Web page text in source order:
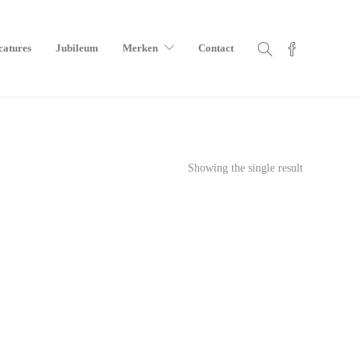
Jubileum Merken Contact
Showing the single result